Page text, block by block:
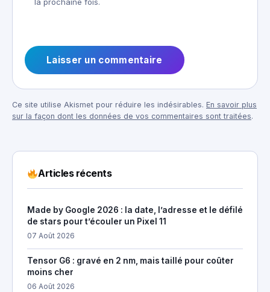
Ce site utilise Akismet pour réduire les indésirables. En savoir plus
sur la façon dont les données de vos commentaires sont traitées.
Articles récents
Made by Google 2026 : la date, l’adresse et le défilé
de stars pour t’écouler un Pixel 11
07 Août 2026
Tensor G6 : gravé en 2 nm, mais taillé pour coûter
moins cher
06 Août 2026